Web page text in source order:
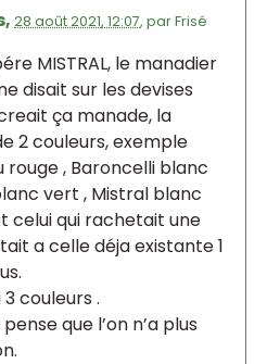
28 août 2021, 12:07, parFrisé
MISTRAL, le manadier
disait sur les devises
ça manade, la
2 couleurs, exemple
rouge , Baroncelli blanc
vert , Mistral blanc
celui qui rachetait une
a celle déja existante 1
couleurs .
que l’on n’a plus